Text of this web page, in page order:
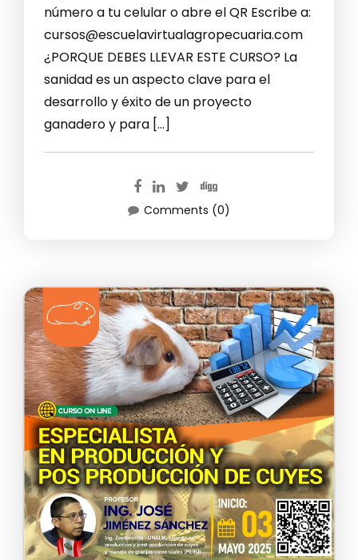
número a tu celular o abre el QR Escribe a:
cursos@escuelavirtualagropecuaria.com
¿PORQUE DEBES LLEVAR ESTE CURSO? La
sanidad es un aspecto clave para el
desarrollo y éxito de un proyecto
ganadero y para […]
Comments (0)